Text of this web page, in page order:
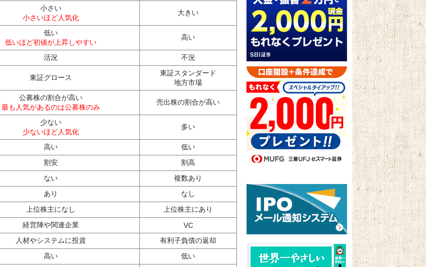
小さい
小さいほど人気化
大きい
低い
低いほど初値が上昇しやすい
高い
活況 不況
東証グロース
東証スタンダード
地方市場
公募株の割合が高い
最も人気があるのは公募株のみ
売出株の割合が高い
少ない
少ないほど人気化
多い
高い 低い
割安 割高
ない 複数あり
あり なし
上位株主になし 上位株主にあり
経営陣や関連企業 VC
人材やシステムに投資 有利子負債の返却
高い 低い